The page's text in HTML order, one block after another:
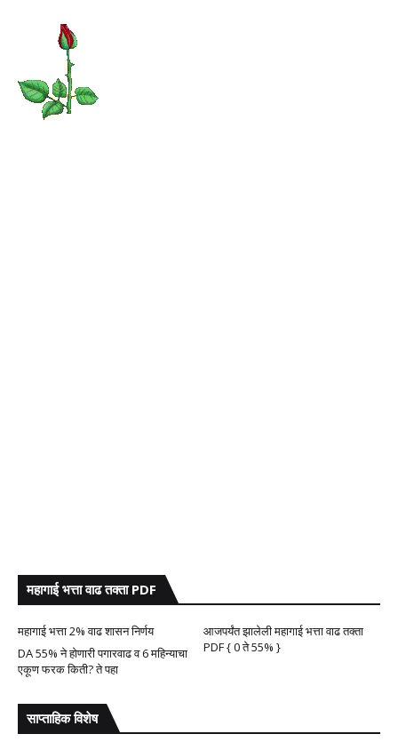
महागाई भत्ता वाढ तक्ता PDF
महागाई भत्ता 2% वाढ शासन निर्णय
आजपर्यंत झालेली महागाई भत्ता वाढ तक्ता
PDF { 0 ते 55% }
DA 55% ने होणारी पगारवाढ व 6 महिन्याचा
एकूण फरक किती? ते पहा
साप्ताहिक विशेष